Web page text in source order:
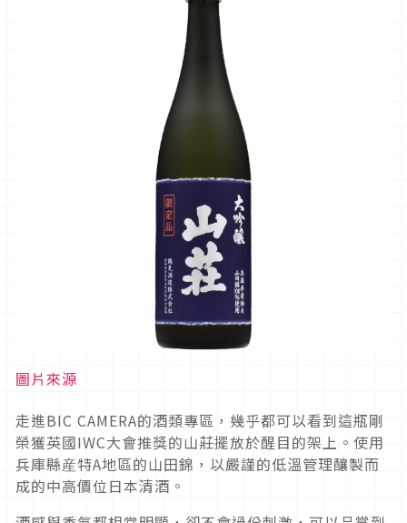
圖片來源
走進BIC CAMERA的酒類專區，幾乎都可以看到這瓶剛
榮獲英國IWC大會推獎的山莊擺放於醒目的架上。使用
兵庫縣産特A地區的山田錦，以嚴謹的低溫管理釀製而
成的中高價位日本清酒。